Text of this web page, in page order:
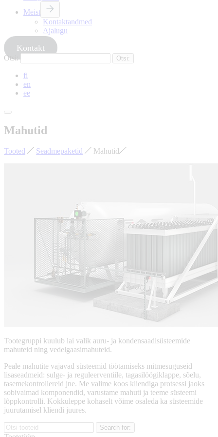
Meist
Kontaktandmed
Ajalugu
Kontakt
Otsi:
fi
en
ee
Mahutid
Tooted Seadmepaketid Mahutid
Tootegruppi kuulub lai valik auru- ja kondensaadisüsteemide
mahuteid ning vedelgaasimahuteid.
Peale mahutite vajavad süsteemid töötamiseks mitmesuguseid
lisaseadmeid: sulge- ja reguleerventiile, tagasilöögiklappe, sõelu,
tasemekontrollereid jne. Me valime koos kliendiga protsessi jaoks
sobivaimad komponendid, varustame mahuti ja teeme süsteemi
lõppkontrolli. Kokkuleppe kohaselt võime osaleda ka süsteemide
juurutamisel kliendi juures.